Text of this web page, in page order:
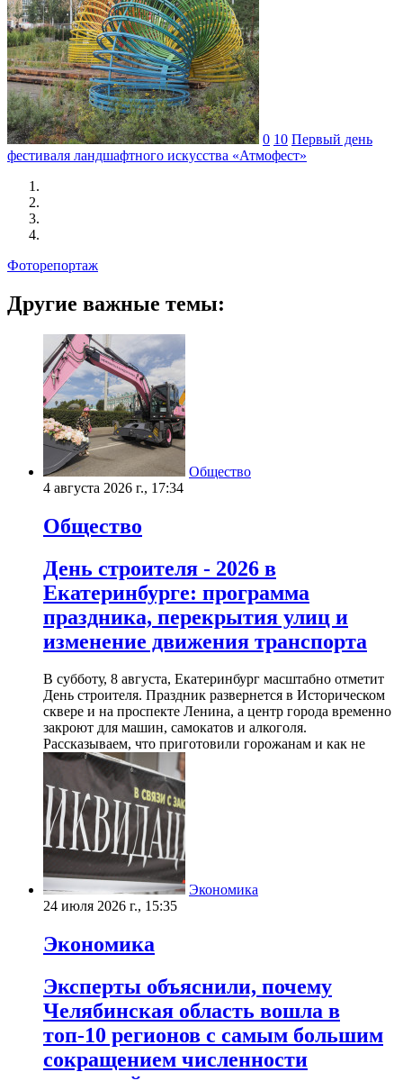
0 10 Первый день
фестиваля ландшафтного искусства «Атмофест»
Фоторепортаж
Другие важные темы:
Общество
4 августа 2026 г., 17:34
Общество
День строителя - 2026 в
Екатеринбурге: программа
праздника, перекрытия улиц и
изменение движения транспорта
В субботу, 8 августа, Екатеринбург масштабно отметит
День строителя. Праздник развернется в Историческом
сквере и на проспекте Ленина, а центр города временно
закроют для машин, самокатов и алкоголя.
Рассказываем, что приготовили горожанам и как не
Экономика
24 июля 2026 г., 15:35
Экономика
Эксперты объяснили, почему
Челябинская область вошла в
топ-10 регионов с самым большим
сокращением численности